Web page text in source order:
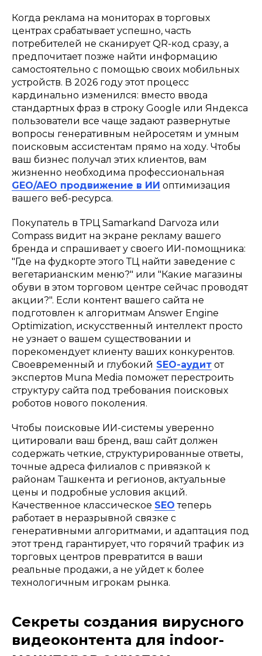
Когда реклама на мониторах в торговых
центрах срабатывает успешно, часть
потребителей не сканирует QR-код сразу, а
предпочитает позже найти информацию
самостоятельно с помощью своих мобильных
устройств. В 2026 году этот процесс
кардинально изменился: вместо ввода
стандартных фраз в строку Google или Яндекса
пользователи все чаще задают развернутые
вопросы генеративным нейросетям и умным
поисковым ассистентам прямо на ходу. Чтобы
ваш бизнес получал этих клиентов, вам
жизненно необходима профессиональная
GEO/AEO продвижение в ИИ оптимизация
вашего веб-ресурса.
Покупатель в ТРЦ Samarkand Darvoza или
Compass видит на экране рекламу вашего
бренда и спрашивает у своего ИИ-помощника:
"Где на фудкорте этого ТЦ найти заведение с
вегетарианским меню?" или "Какие магазины
обуви в этом торговом центре сейчас проводят
акции?". Если контент вашего сайта не
подготовлен к алгоритмам Answer Engine
Optimization, искусственный интеллект просто
не узнает о вашем существовании и
порекомендует клиенту ваших конкурентов.
Своевременный и глубокий SEO-аудит от
экспертов Muna Media поможет перестроить
структуру сайта под требования поисковых
роботов нового поколения.
Чтобы поисковые ИИ-системы уверенно
цитировали ваш бренд, ваш сайт должен
содержать четкие, структурированные ответы,
точные адреса филиалов с привязкой к
районам Ташкента и регионов, актуальные
цены и подробные условия акций.
Качественное классическое SEO теперь
работает в неразрывной связке с
генеративными алгоритмами, и адаптация под
этот тренд гарантирует, что горячий трафик из
торговых центров превратится в ваши
реальные продажи, а не уйдет к более
технологичным игрокам рынка.
Секреты создания вирусного
видеоконтента для indoor-